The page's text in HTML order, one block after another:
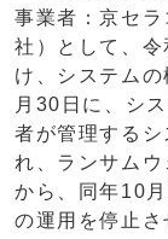
事業者：京セ
社）として、
け、システム
月30日に、シ
者が管理する
れ、ランサム
から、同年10
の運用を停止さ